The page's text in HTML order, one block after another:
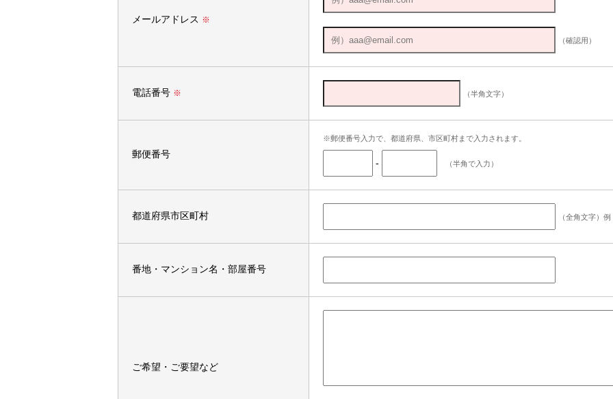
メールアドレス ※
（確認用）
電話番号 ※ （半角文字）
郵便番号
※郵便番号入力で、都道府県、市区町村まで入力されます。
- （半角で入力）
都道府県市区町村 （全角文字）
番地・マンション名・部屋番号
ご希望・ご要望など